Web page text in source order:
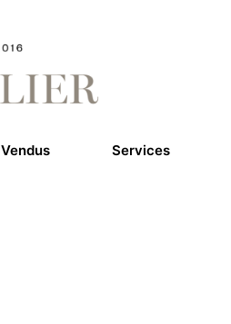
Vendus Services